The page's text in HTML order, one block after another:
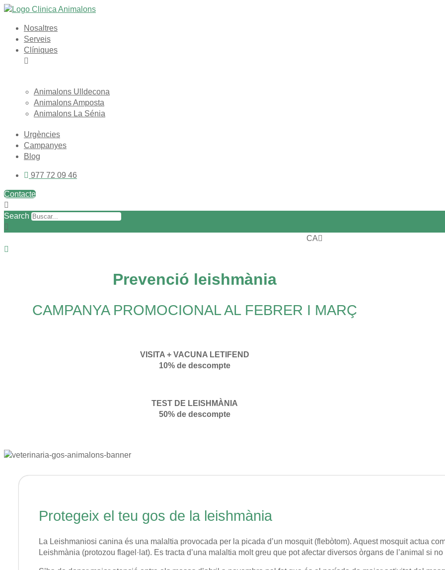
Vés
contingutNosaltres
Serveis
Clíniques
Animalons Ulldecona
Animalons Amposta
Animalons La Sénia
Urgències
Campanyes
Blog
977 72 09 46
Contacte
Search
CA
ES
Prevenció leishmània
CAMPANYA PROMOCIONAL AL FEBRER I MARÇ
VISITA + VACUNA LETIFEND
10% de descompte
TEST DE LEISHMÀNIA
50% de descompte
Protegeix el teu gos de la leishmània
La Leishmaniosi canina és una malaltia provocada per la picada d’un mosquit (flebòtom). Aquest mosquit actua
Leishmània (protozou flagel·lat). Es tracta d’una malaltia molt greu que pot afectar diversos òrgans de l’animal si